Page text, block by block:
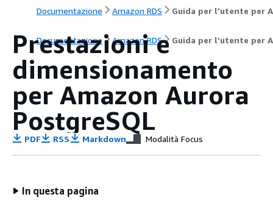
Documentazione Amazon RDS
Documentazione Amazon RDS Guida per l'utente per
Prestazioni e
dimensionamento
per Amazon Aurora
PostgreSQL
PDF RSS Markdown Modalità Focus
In questa pagina